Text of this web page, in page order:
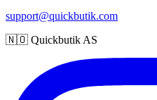
support@quickbutik.com
🇳🇴 Quickbutik AS